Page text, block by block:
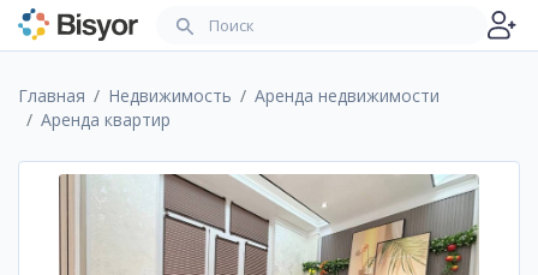
Главная Недвижимость
Аренда недвижимости
Аренда квартир